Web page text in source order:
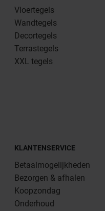
Vloertegels
Wandtegels
Decortegels
Terrastegels
XXL tegels
KLANTENSERVICE
Betaalmogelijkheden
Bezorgen & afhalen
Koopzondag
Onderhoud